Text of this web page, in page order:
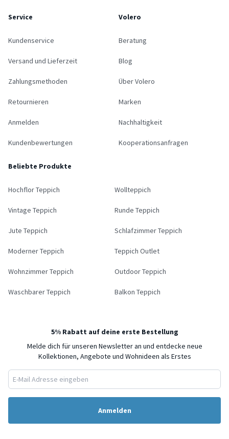
Service
Kundenservice
Versand und Lieferzeit
Zahlungsmethoden
Retournieren
Anmelden
Kundenbewertungen
Volero
Beratung
Blog
Über Volero
Marken
Nachhaltigkeit
Kooperationsanfragen
Beliebte Produkte
Hochflor Teppich Wollteppich
Vintage Teppich Runde Teppich
Jute Teppich Schlafzimmer Teppich
Moderner Teppich Teppich Outlet
Wohnzimmer Teppich Outdoor Teppich
Waschbarer Teppich Balkon Teppich
5% Rabatt auf deine erste Bestellung
Melde dich für unseren Newsletter an und entdecke neue
Kollektionen, Angebote und Wohnideen als Erstes
Anmelden